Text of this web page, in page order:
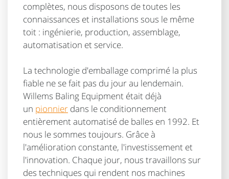
complètes, nous disposons de toutes les
connaissances et installations sous le même
toit : ingénierie, production, assemblage,
automatisation et service.
La technologie d'emballage comprimé la plus
fiable ne se fait pas du jour au lendemain.
Willems Baling Equipment était déjà
un pionnier dans le conditionnement
entièrement automatisé de balles en 1992. Et
nous le sommes toujours. Grâce à
l'amélioration constante, l'investissement et
l'innovation. Chaque jour, nous travaillons sur
des techniques qui rendent nos machines